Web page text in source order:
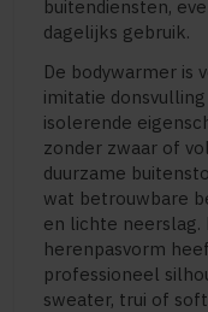
buitendiensten,
dagelijks gebruik.
De bodywarmer is
imitatie
isolerende
zonder zwaar of
duurzame
wat betrouwbare
en lichte neerslag.
herenpasvorm
professioneel
sweater, trui of